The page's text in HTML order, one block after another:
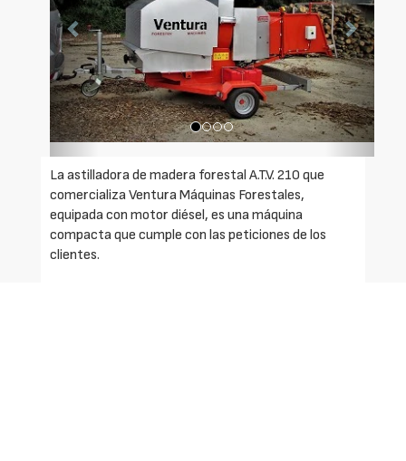
La astilladora de madera forestal A.T.V. 210 que
comercializa Ventura Máquinas Forestales,
equipada con motor diésel, es una máquina
compacta que cumple con las peticiones de los
clientes.